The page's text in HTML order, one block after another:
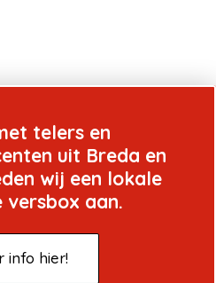
telers en
uit Breda en
wij een lokale
versbox aan.
info hier!